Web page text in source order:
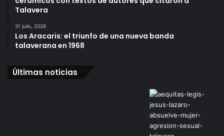
Talavera
31 julio, 2026
Los Aracaris: el triunfo de una nueva banda
talaverana en 1968
Últimas noticias